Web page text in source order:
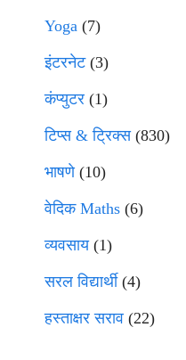
Yoga (7)
इंटरनेट(3)
कंप्युटर (1)
टिप्स & ट्रिक्स(830)
भाषणे(10)
वेदिक Maths (6)
व्यवसाय(1)
सरल विद्यार्थी(4)
हस्ताक्षर सराव (22)